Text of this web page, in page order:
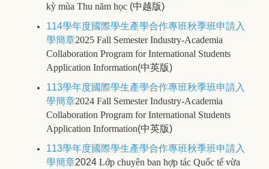
kỳ mùa Thu năm học (中越版)
114學年度國際學生產學合作專班秋季班申請入
學簡章2025 Fall Semester Industry-Academia
Collaboration Program for International Students
Application Information(中英版)
113學年度國際學生產學合作專班秋季班申請入
學簡章2024 Fall Semester Industry-Academia
Collaboration Program for International Students
Application Information(中英版)
113學年度國際學生產學合作專班秋季班申請入
學簡章2024 Lớp chuyên ban hợp tác Quốc tế vừa